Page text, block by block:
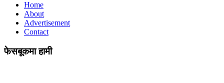
Home
About
Advertisement
Contact
फेसबूकमा हामी